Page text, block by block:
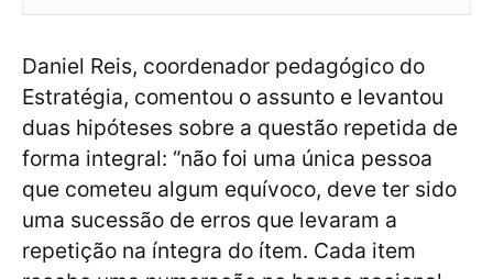
Daniel Reis, coordenador pedagógico do
Estratégia, comentou o assunto e levantou
duas hipóteses sobre a questão repetida de
forma integral: “não foi uma única pessoa
que cometeu algum equívoco, deve ter sido
uma sucessão de erros que levaram a
repetição na íntegra do ítem. Cada item